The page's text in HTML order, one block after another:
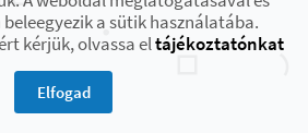
Készült az EFOP-1.9.3-VEKOP-17 projekt
keretében.
a sütik használatába.
kérjük, olvassa eltájékoztatónkat
Elfogad